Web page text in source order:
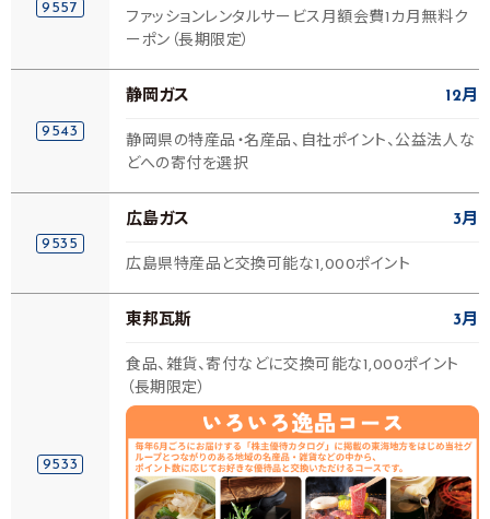
9557
ファッションレンタルサービス月額会費1カ月無料ク
ーポン（長期限定）
9543
静岡ガス 12月
静岡県の特産品・名産品、自社ポイント、公益法人な
どへの寄付を選択
9535
広島ガス 3月
広島県特産品と交換可能な1,000ポイント
9533
東邦瓦斯 3月
食品、雑貨、寄付などに交換可能な1,000ポイント
（長期限定）